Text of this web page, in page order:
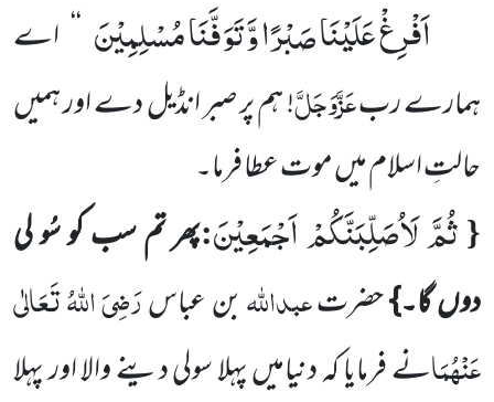
اَفْرِغْ عَلَیْنَا صَبْرًا وَّ تَوَفَّنَا مُسْلِمِیْنَ ‘‘ اے
ہمارے ربعَزَّوَجَلَّ! ہم پر صبر انڈیل دے اور ہمیں
حالتِ اسلام میں موت عطا فرما۔
{ثُمَّ لَاُصَلِّبَنَّكُمْ اَجْمَعِیْنَ:پھر تم سب کو سُو لی
دوں گا۔}حضرتعبداللہبن عباسرَضِیَ اللہُ تَعَالٰی
عَنْہُمَانے فرمایا کہ دنیامیں پہلا سولی دینے والا اور پہلا